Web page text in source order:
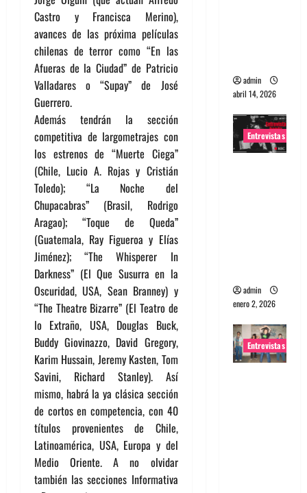
Castro y Francisca Merino),
avances de las próxima películas
chilenas de terror como “En las
Afueras de la Ciudad” de Patricio
Valladares o “Supay” de José
Guerrero.
Además tendrán la sección
competitiva de largometrajes con
los estrenos de “Muerte Ciega”
(Chile, Lucio A. Rojas y Cristián
Toledo); “La Noche del
Chupacabras” (Brasil, Rodrigo
Aragao); “Toque de Queda”
(Guatemala, Ray Figueroa y Elías
Jiménez); “The Whisperer In
Darkness” (El Que Susurra en la
Oscuridad, USA, Sean Branney) y
“The Theatre Bizarre” (El Teatro de
lo Extraño, USA, Douglas Buck,
Buddy Giovinazzo, David Gregory,
Karim Hussain, Jeremy Kasten, Tom
Savini, Richard Stanley). Así
mismo, habrá la ya clásica sección
de cortos en competencia, con 40
títulos provenientes de Chile,
Latinoamérica, USA, Europa y del
Medio Oriente. A no olvidar
también las secciones Informativa
admin
abril 14, 2026
Entrevistas
admin
enero 2, 2026
Entrevistas